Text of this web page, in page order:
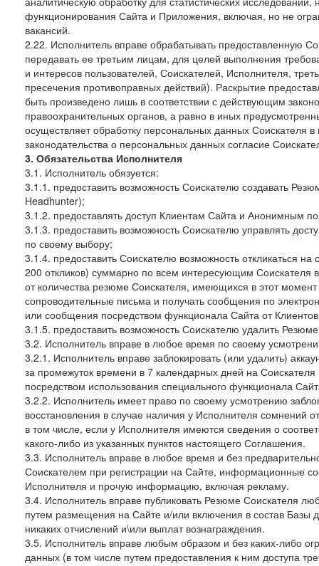
функционирования Сайта и Приложения, включая, но не
вакансий.
2.22. Исполнитель вправе обрабатывать предоставленную
передавать ее третьим лицам, для целей выполнения
и интересов пользователей, Соискателей, Исполнителя,
пресечения противоправных действий). Раскрытие
быть произведено лишь в соответствии с действующим
правоохранительных органов, а равно в иных
осуществляет обработку персональных данных Соискателя
законодательства о персональных данных согласие
3. Обязательства Исполнителя
3.1. Исполнитель обязуется:
3.1.1. предоставить возможность Соискателю создавать
Headhunter);
3.1.2. предоставлять доступ Клиентам Сайта и Анонимным
3.1.3. предоставить возможность Соискателю управлять
по своему выбору;
3.1.4. предоставить Соискателю возможность откликаться
200 откликов) суммарно по всем интересующим Соискателя
от количества резюме Соискателя, имеющихся в этот
сопроводительные письма и получать сообщения по
или сообщения посредством функционала Сайта от
3.1.5. предоставить возможность Соискателю удалить
3.2. Исполнитель вправе в любое время по своему
3.2.1. Исполнитель вправе заблокировать (или удалить)
за промежуток времени в 7 календарных дней на
посредством использования специального функционала
3.2.2. Исполнитель имеет право по своему усмотрению
восстановления в случае наличия у Исполнителя сомнений
в том числе, если у Исполнителя имеются сведения о
какого-либо из указанных пунктов настоящего Соглашения.
3.3. Исполнитель вправе в любое время и без
Соискателем при регистрации на Сайте, информационные
Исполнителя и прочую информацию, включая рекламу.
3.4. Исполнитель вправе публиковать Резюме Соискателя
путем размещения на Сайте и/или включения в состав Базы
никаких отчислений и\или выплат вознаграждения.
3.5. Исполнитель вправе любым образом и без каких-либо
данных (в том числе путем предоставления к ним доступа